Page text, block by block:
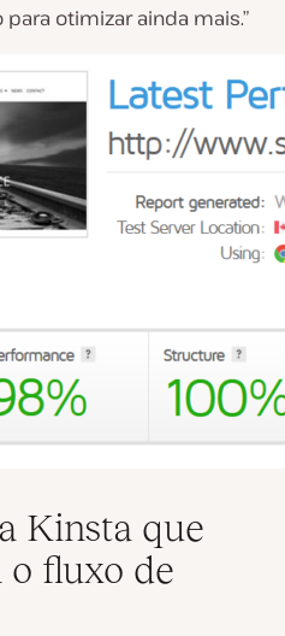
otimizar ainda mais.”
Kinsta que
fluxo de